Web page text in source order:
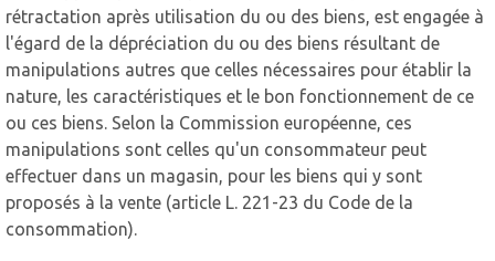
rétractation après utilisation du ou des biens, est engagée à
l'égard de la dépréciation du ou des biens résultant de
manipulations autres que celles nécessaires pour établir la
nature, les caractéristiques et le bon fonctionnement de ce
ou ces biens. Selon la Commission européenne, ces
manipulations sont celles qu'un consommateur peut
effectuer dans un magasin, pour les biens qui y sont
proposés à la vente (article L. 221-23 du Code de la
consommation).